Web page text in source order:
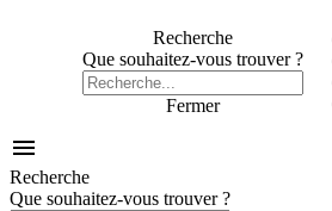
Recherche
Que souhaitez-vous trouver ?
Fermer

Recherche
Que souhaitez-vous trouver ?